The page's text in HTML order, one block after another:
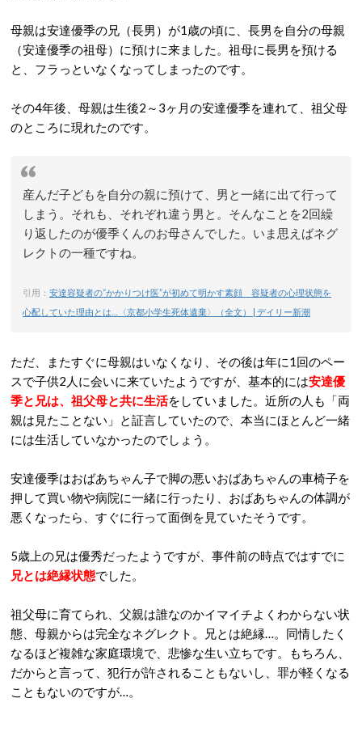
母親は安達優季の兄（長男）が1歳の頃に、長男を自分の母親
（安達優季の祖母）に預けに来ました。祖母に長男を預ける
と、フラっといなくなってしまったのです。
その4年後、母親は生後2～3ヶ月の安達優季を連れて、祖父母
のところに現れたのです。
産んだ子どもを自分の親に預けて、男と一緒に出て行って
しまう。それも、それぞれ違う男と。そんなことを2回繰
り返したのが優季くんのお母さんでした。いま思えばネグ
レクトの一種ですね。
引用： 安達容疑者の“かかりつけ医”が初めて明かす素顔 容疑者の心理状態を
心配していた理由とは…〈京都小学生死体遺棄〉（全文） | デイリー新潮
ただ、またすぐに母親はいなくなり、その後は年に1回のペー
スで子供2人に会いに来ていたようですが、基本的には安達優
季と兄は、祖父母と共に生活をしていました。近所の人も「両
親は見たことない」と証言していたので、本当にほとんど一緒
には生活していなかったのでしょう。
安達優季はおばあちゃん子で脚の悪いおばあちゃんの車椅子を
押して買い物や病院に一緒に行ったり、おばあちゃんの体調が
悪くなったら、すぐに行って面倒を見ていたそうです。
5歳上の兄は優秀だったようですが、事件前の時点ではすでに
兄とは絶縁状態でした。
祖父母に育てられ、父親は誰なのかイマイチよくわからない状
態、母親からは完全なネグレクト。兄とは絶縁…。同情したく
なるほど複雑な家庭環境で、悲惨な生い立ちです。もちろん、
だからと言って、犯行が許されることもないし、罪が軽くなる
こともないのですが…。